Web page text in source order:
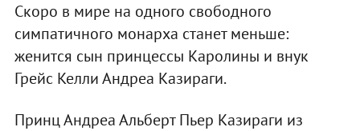
Скоро в мире на одного свободного
симпатичного монарха станет меньше:
женится сын принцессы Каролины и внук
Грейс Келли Андреа Казираги.
Принц Андреа Альберт Пьер Казираги из